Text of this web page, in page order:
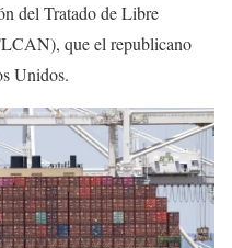
del Tratado de Libre
que el republicano
Unidos.